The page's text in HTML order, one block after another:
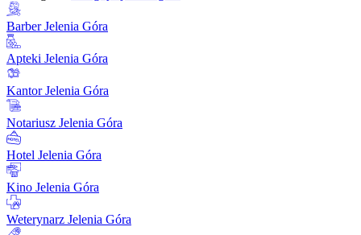
Barber Jelenia Góra
Apteki Jelenia Góra
Kantor Jelenia Góra
Notariusz Jelenia Góra
Hotel Jelenia Góra
Kino Jelenia Góra
Weterynarz Jelenia Góra